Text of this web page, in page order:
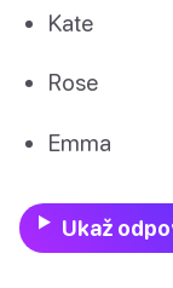
Kate
Rose
Emma
Ukaž